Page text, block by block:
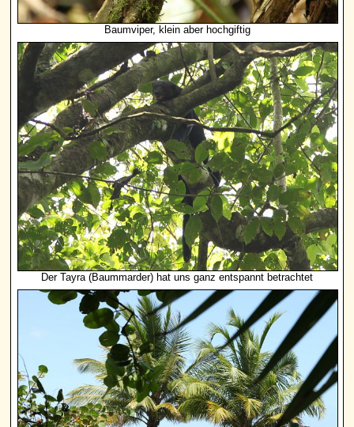
Baumviper, klein aber hochgiftig
Der Tayra (Baummarder) hat uns ganz entspannt betrachtet